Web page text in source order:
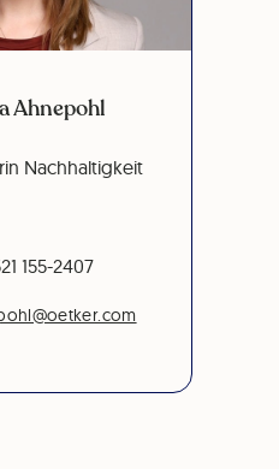
Ahnepohl
Nachhaltigkeit
155-2407